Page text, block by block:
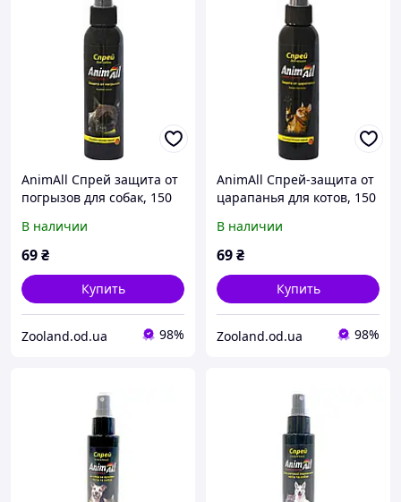
AnimAll Спрей защита от
погрызов для собак, 150
В наличии
69₴
Купить
Zooland.od.ua 98%
AnimAll Спрей-защита от
царапанья для котов, 150
В наличии
69₴
Купить
Zooland.od.ua 98%